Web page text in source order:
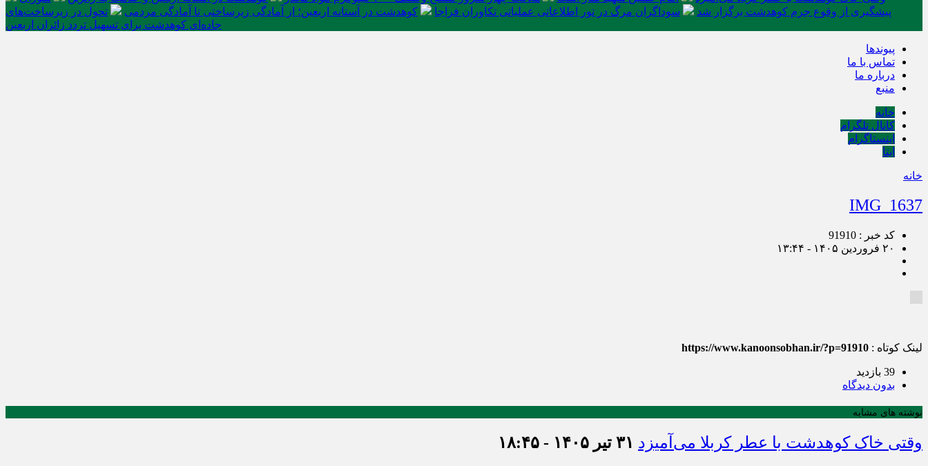
پیشگیری از وقوع جرم کوهدشت برگزار شد
سوداگران مرگ در تور اطلاعاتی عملیاتی تکاوران فراجا کوهدشت در آستانه اربعین؛ از آمادگی زیرساختی تا آمادگی مردمی
تحول در زیرساخت‌های
جاده‌ای کوهدشت برای تسهیل تردد زائران اربعین
پیوندها
تماس با ما
درباره ما
منبع
خانه
کانال تلگرام
اینستاگرام
ایتا
خانه
IMG_1637
کد خبر : 91910
۲۰ فروردین ۱۴۰۵ - ۱۳:۴۴
لینک کوتاه : https://www.kanoonsobhan.ir/?p=91910
39 بازدید
بدون دیدگاه
نوشته های مشابه
وقتی خاک کوهدشت با عطر کربلا می‌آمیزد ۳۱ تیر ۱۴۰۵ - ۱۸:۴۵